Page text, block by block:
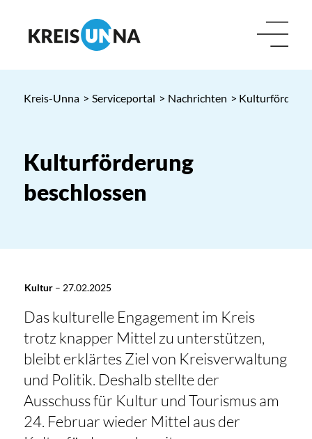
Kreis-Unna > Serviceportal > Nachrichten >
Kulturförderung
beschlossen
Kultur– 27.02.2025
Das kulturelle Engagement im Kreis
trotz knapper Mittel zu unterstützen,
bleibt erklärtes Ziel von Kreisverwaltung
und Politik. Deshalb stellte der
Ausschuss für Kultur und Tourismus am
24. Februar wieder Mittel aus der